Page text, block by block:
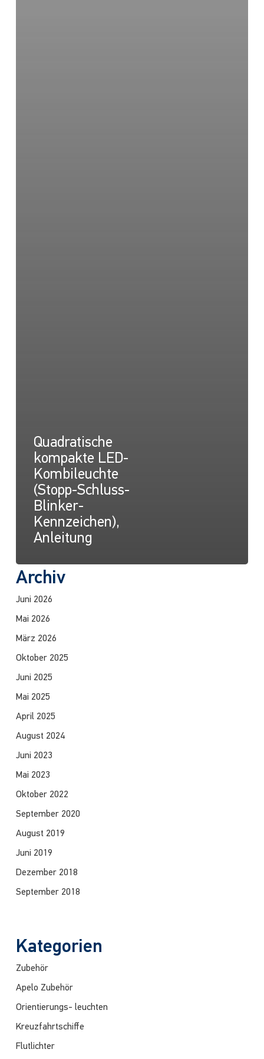
Quadratische
kompakte LED-
Kombileuchte
(Stopp-Schluss-
Blinker-
Kennzeichen),
Anleitung
Archiv
Juni 2026
Mai 2026
März 2026
Oktober 2025
Juni 2025
Mai 2025
April 2025
August 2024
Juni 2023
Mai 2023
Oktober 2022
September 2020
August 2019
Juni 2019
Dezember 2018
September 2018
Kategorien
Zubehör
Apelo Zubehör
Orientierungs- leuchten
Kreuzfahrtschiffe
Flutlichter